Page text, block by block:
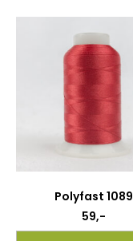
Polyfast 1089
59,-